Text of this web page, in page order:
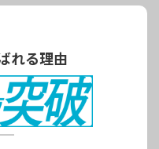
れる理由